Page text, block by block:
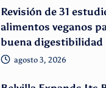
Revisión de 31
alimentos veganos
buena digestibilidad
agosto 3, 2026